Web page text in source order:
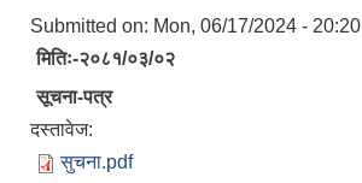
Submitted on: Mon, 06/17/2024 - 20:20
मितिः-२०८१/०३/०२
सूचना-पत्र
दस्तावेज:
सुचना.pdf